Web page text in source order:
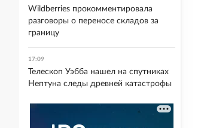
Wildberries прокомментировала
разговоры о переносе складов за
границу
17:09
Телескоп Уэбба нашел на спутниках
Нептуна следы древней катастрофы